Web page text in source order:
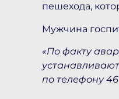
пешехода,
Мужчина
«По факту
по телефону